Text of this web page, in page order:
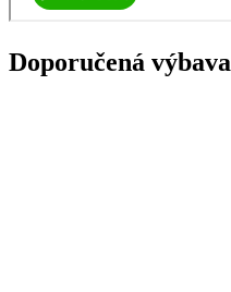
Doporučená výbava